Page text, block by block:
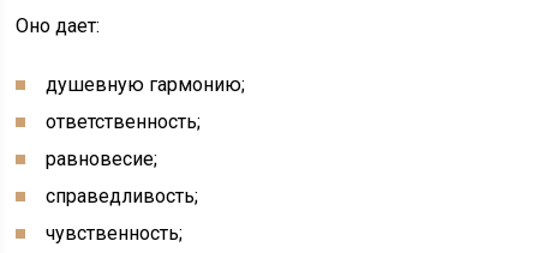
Оно дает:
душевную гармонию;
ответственность;
равновесие;
справедливость;
чувственность;